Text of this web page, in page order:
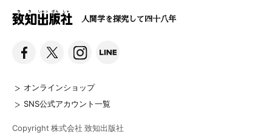
人間学を探究して四十八年
オンラインショップ
SNS公式アカウント一覧
Copyright 株式会社 致知出版社